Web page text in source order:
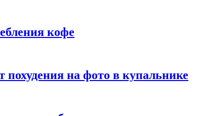
кофе
похудения на фото в купальнике